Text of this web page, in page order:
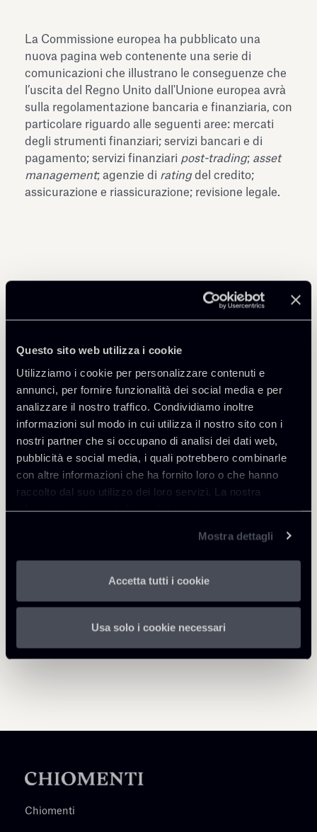
Questo sito web utilizza i cookie
Utilizziamo i cookie per personalizzare contenuti e
annunci, per fornire funzionalità dei social media e per
analizzare il nostro traffico. Condividiamo inoltre
informazioni sul modo in cui utilizza il nostro sito con i
nostri partner che si occupano di analisi dei dati web,
pubblicità e social media, i quali potrebbero combinarle
con altre informazioni che ha fornito loro o che hanno
raccolto dal suo utilizzo dei loro servizi. La nostra
informativa privacy è disponibilequi.
Mostra dettagli
Accetta tutti i cookie
Usa solo i cookie necessari
Approfondisci
Financial Regulation
La Commissione europea ha pubblicato una
nuova pagina web contenente una serie di
comunicazioni che illustrano le conseguenze che
l’uscita del Regno Unito dall'Unione europea avrà
sulla regolamentazione bancaria e finanziaria, con
particolare riguardo alle seguenti aree: mercati
degli strumenti finanziari; servizi bancari e di
pagamento; servizi finanziari post-trading; asset
management; agenzie di rating del credito;
assicurazione e riassicurazione; revisione legale.
Torna agli Insights
Chiomenti